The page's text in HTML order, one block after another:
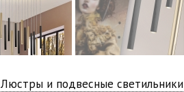
Люстры и подвесные светильники